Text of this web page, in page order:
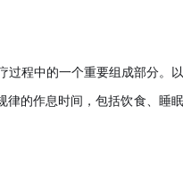
过程中的一个重要组成部分。
的作息时间，包括饮食、睡